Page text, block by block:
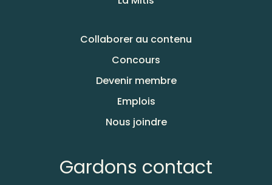
Collaborer au contenu
Concours
Devenir membre
Emplois
Nous joindre
Gardons contact